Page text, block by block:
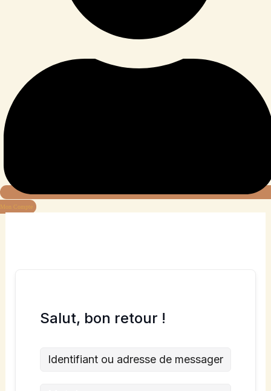
Mon Compte
Salut, bon retour !